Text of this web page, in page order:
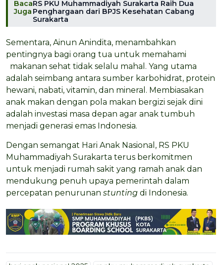
Baca
Juga
RS PKU Muhammadiyah Surakarta Raih Dua
Penghargaan dari BPJS Kesehatan Cabang
Surakarta
Sementara, Ainun Anindita, menambahkan
pentingnya bagi orang tua untuk memahami
makanan sehat tidak selalu mahal. Yang utama
adalah seimbang antara sumber karbohidrat, protein
hewani, nabati, vitamin, dan mineral. Membiasakan
anak makan dengan pola makan bergizi sejak dini
adalah investasi masa depan agar anak tumbuh
menjadi generasi emas Indonesia.
Dengan semangat Hari Anak Nasional, RS PKU
Muhammadiyah Surakarta terus berkomitmen
untuk menjadi rumah sakit yang ramah anak dan
mendukung penuh upaya pemerintah dalam
percepatan penurunan stunting di Indonesia.